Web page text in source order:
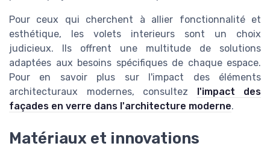
Pour ceux qui cherchent à allier fonctionnalité et
esthétique, les volets interieurs sont un choix
judicieux. Ils offrent une multitude de solutions
adaptées aux besoins spécifiques de chaque espace.
Pour en savoir plus sur l'impact des éléments
architecturaux modernes, consultez l'impact des
façades en verre dans l'architecture moderne.
Matériaux et innovations